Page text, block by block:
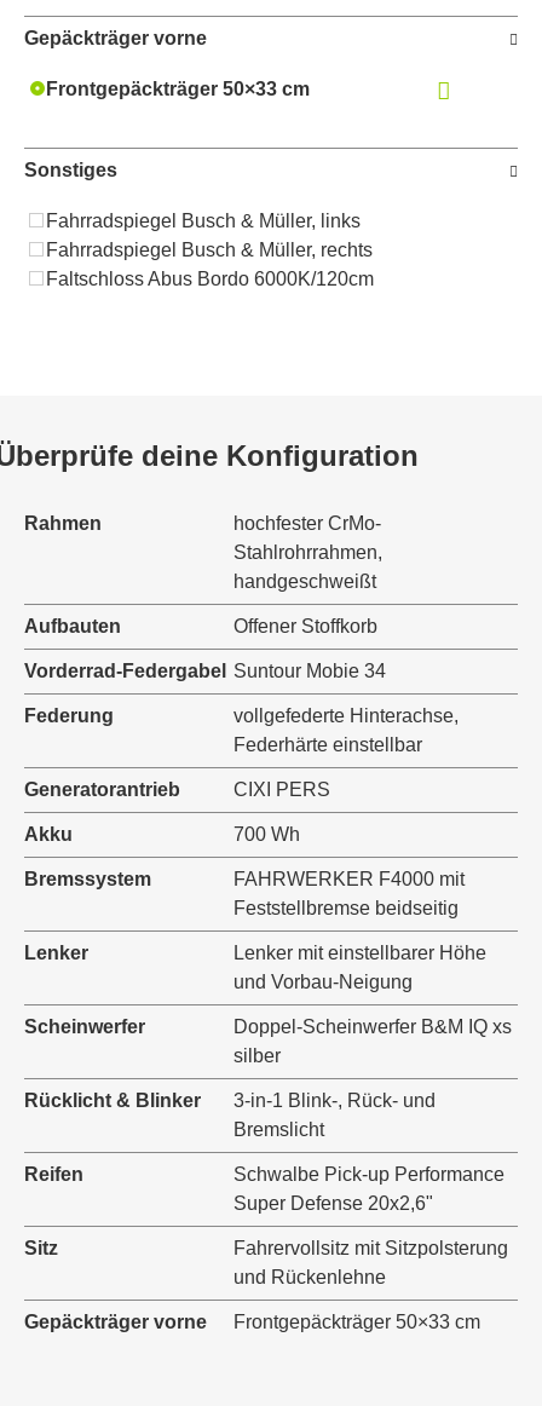
Gepäckträger vorne
Frontgepäckträger 50×33 cm
Sonstiges
Fahrradspiegel Busch & Müller, links
Fahrradspiegel Busch & Müller, rechts
Faltschloss Abus Bordo 6000K/120cm
deine Konfiguration
Rahmen
hochfester CrMo-
Stahlrohrrahmen,
handgeschweißt
Aufbauten Offener Stoffkorb
Vorderrad-Federgabel Suntour Mobie 34
Federung
vollgefederte Hinterachse,
Federhärte einstellbar
Generatorantrieb CIXI PERS
Akku 700 Wh
Bremssystem
FAHRWERKER F4000 mit
Feststellbremse beidseitig
Lenker
Lenker mit einstellbarer Höhe
und Vorbau-Neigung
Scheinwerfer
Doppel-Scheinwerfer B&M IQ xs
silber
Rücklicht & Blinker
3-in-1 Blink-, Rück- und
Bremslicht
Reifen
Schwalbe Pick-up Performance
Super Defense 20x2,6"
Sitz
Fahrervollsitz mit Sitzpolsterung
und Rückenlehne
Gepäckträger vorne Frontgepäckträger 50×33 cm